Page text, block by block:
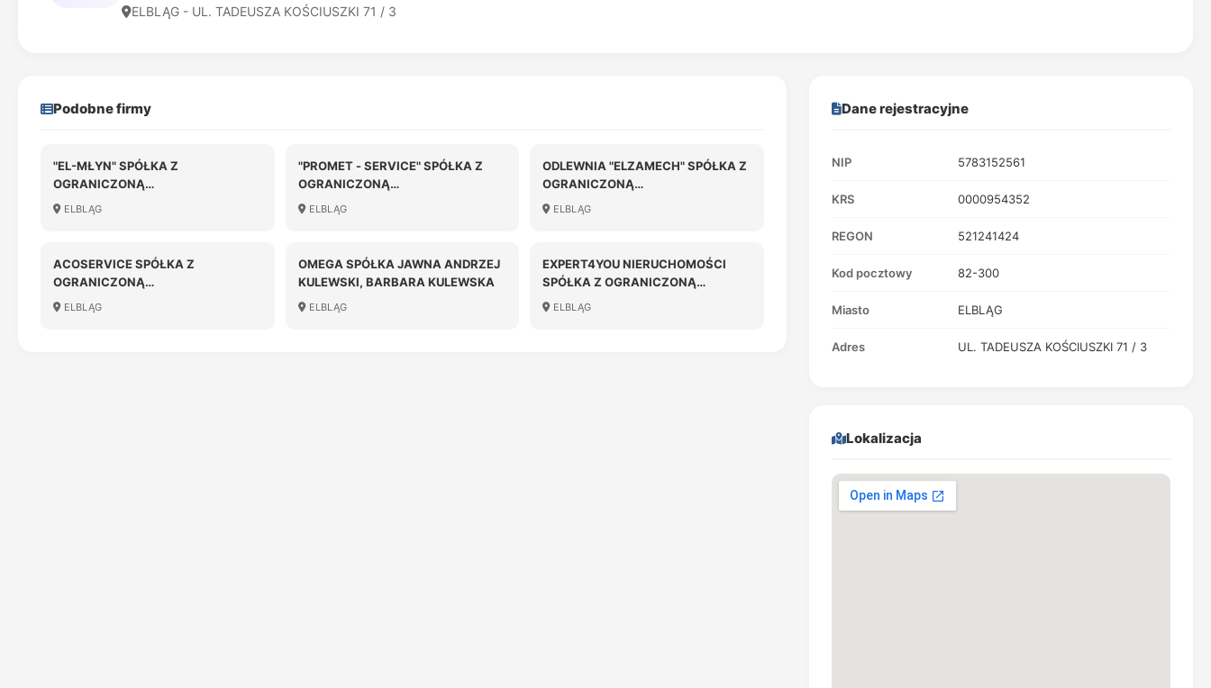
ELBLĄG - UL. TADEUSZA KOŚCIUSZKI 71 / 3
Podobne firmy
"EL-MŁYN" SPÓŁKA Z
OGRANICZONĄ
ODPOWIEDZIALNOŚCIĄ
ELBLĄG
"PROMET - SERVICE" SPÓŁKA Z
OGRANICZONĄ
ODPOWIEDZIALNOŚCIĄ
ELBLĄG
ODLEWNIA "ELZAMECH" SPÓŁKA Z
OGRANICZONĄ
ODPOWIEDZIALNOŚCIĄ
ELBLĄG
ACOSERVICE SPÓŁKA Z
OGRANICZONĄ
ODPOWIEDZIALNOŚCIĄ
ELBLĄG
OMEGA SPÓŁKA JAWNA ANDRZEJ
KULEWSKI, BARBARA KULEWSKA
ELBLĄG
EXPERT4YOU NIERUCHOMOŚCI
SPÓŁKA Z OGRANICZONĄ
ODPOWIEDZIALNOŚCIĄ
ELBLĄG
Dane rejestracyjne
NIP 5783152561
KRS 0000954352
REGON 521241424
Kod pocztowy 82-300
Miasto ELBLĄG
Adres UL. TADEUSZA KOŚCIUSZKI 71 / 3
Lokalizacja